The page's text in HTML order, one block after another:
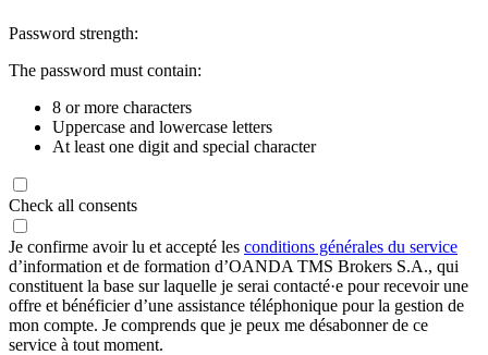
Password strength:
The password must contain:
8 or more characters
Uppercase and lowercase letters
At least one digit and special character
Check all consents
Je confirme avoir lu et accepté les conditions générales du service
d’information et de formation d’OANDA TMS Brokers S.A., qui
constituent la base sur laquelle je serai contacté·e pour recevoir une
offre et bénéficier d’une assistance téléphonique pour la gestion de
mon compte. Je comprends que je peux me désabonner de ce
service à tout moment.